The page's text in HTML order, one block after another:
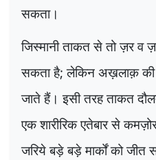
सकता।
जिस्मानी ताकत से तो ज़र व
सकता है;लेकिन अख़लाक़ की
जाते हैं। इसी तरह ताकत
एक शारीरिक एतेबार से
जरिये बड़े बड़े मार्कों को